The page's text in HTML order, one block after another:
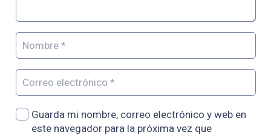
Guarda mi nombre, correo electrónico y web en
este navegador para la próxima vez que